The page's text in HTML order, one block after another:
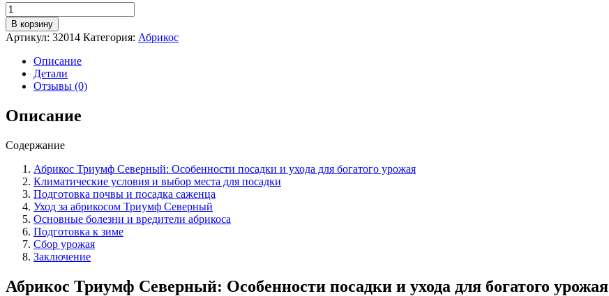
Количество
товара
Абрикос
сорт
Триумф
северный:
особенности
посадки
и
ухода
богатого
В корзину
Артикул: 32014 Категория: Абрикос
Описание
Детали
Отзывы (0)
Описание
Содержание
Абрикос Триумф Северный: Особенности посадки и ухода для богатого урожая
Климатические условия и выбор места для посадки
Подготовка почвы и посадка саженца
Уход за абрикосом Триумф Северный
Основные болезни и вредители абрикоса
Подготовка к зиме
Сбор урожая
Заключение
Абрикос Триумф Северный: Особенности посадки и ухода для богатого урожая